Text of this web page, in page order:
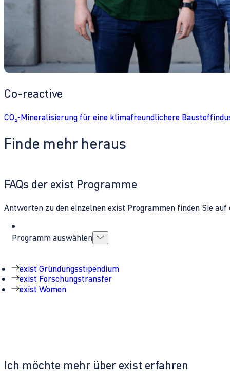
Co-reactive
CO₂-Mineralisierung für eine klimafreundlichere
Finde mehr heraus
Ich möchte mehr über exist erfahren
FAQs der exist Programme
Antworten zu den einzelnen exist Programmen finden Sie
Programm auswählen
exist Gründungsstipendium
exist Forschungstransfer
exist Women